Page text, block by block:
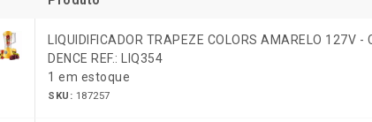
LIQUIDIFICADOR TRAPEZE COLORS AMARELO 127V -
DENCE REF.: LIQ354
1 em estoque
SKU: 187257